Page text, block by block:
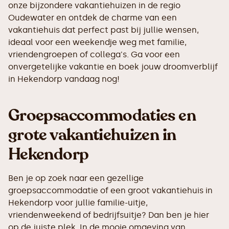
onze bijzondere vakantiehuizen in de regio
Oudewater en ontdek de charme van een
vakantiehuis dat perfect past bij jullie wensen,
ideaal voor een weekendje weg met familie,
vriendengroepen of collega's. Ga voor een
onvergetelijke vakantie en boek jouw droomverblijf
in Hekendorp vandaag nog!
Groepsaccommodaties en
grote vakantiehuizen in
Hekendorp
Ben je op zoek naar een gezellige
groepsaccommodatie of een groot vakantiehuis in
Hekendorp voor jullie familie-uitje,
vriendenweekend of bedrijfsuitje? Dan ben je hier